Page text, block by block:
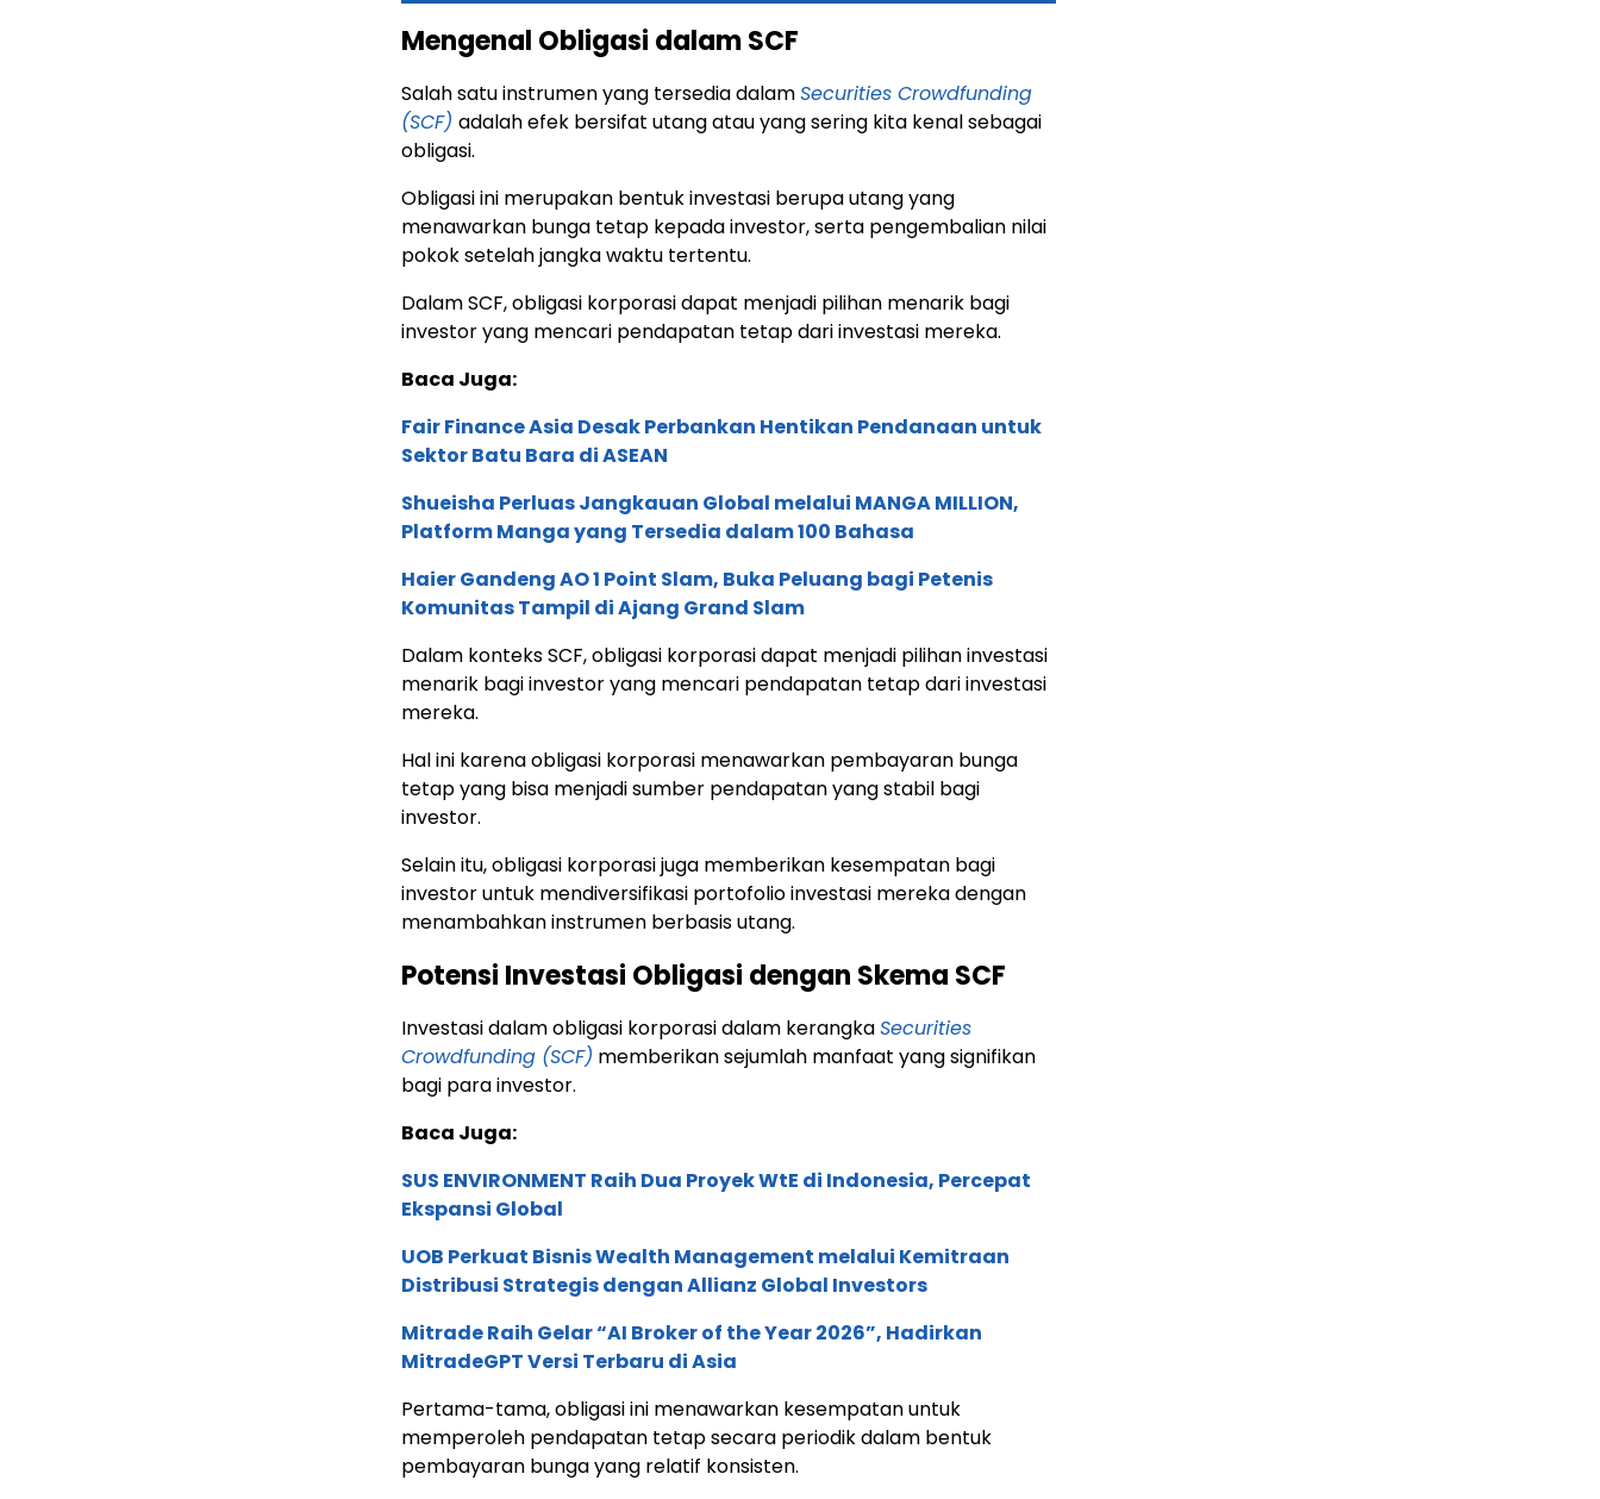
Mengenal Obligasi dalam SCF
Salah satu instrumen yang tersedia dalamSecurities Crowdfunding
(SCF) adalah efek bersifat utang atau yang sering kita kenal sebagai
obligasi.
Obligasi ini merupakan bentuk investasi berupa utang yang
menawarkan bunga tetap kepada investor, serta pengembalian nilai
pokok setelah jangka waktu tertentu.
Dalam SCF, obligasi korporasi dapat menjadi pilihan menarik bagi
investor yang mencari pendapatan tetap dari investasi mereka.
Baca Juga:
Fair Finance Asia Desak Perbankan Hentikan Pendanaan untuk
Sektor Batu Bara di ASEAN
Shueisha Perluas Jangkauan Global melalui MANGA MILLION,
Platform Manga yang Tersedia dalam 100 Bahasa
Haier Gandeng AO 1 Point Slam, Buka Peluang bagi Petenis
Komunitas Tampil di Ajang Grand Slam
Dalam konteks SCF, obligasi korporasi dapat menjadi pilihan investasi
menarik bagi investor yang mencari pendapatan tetap dari investasi
mereka.
Hal ini karena obligasi korporasi menawarkan pembayaran bunga
tetap yang bisa menjadi sumber pendapatan yang stabil bagi
investor.
Selain itu, obligasi korporasi juga memberikan kesempatan bagi
investor untuk mendiversifikasi portofolio investasi mereka dengan
menambahkan instrumen berbasis utang.
Potensi Investasi Obligasi dengan Skema SCF
Investasi dalam obligasi korporasi dalam kerangkaSecurities
Crowdfunding (SCF) memberikan sejumlah manfaat yang signifikan
bagi para investor.
Baca Juga:
SUS ENVIRONMENT Raih Dua Proyek WtE di Indonesia, Percepat
Ekspansi Global
UOB Perkuat Bisnis Wealth Management melalui Kemitraan
Distribusi Strategis dengan Allianz Global Investors
Mitrade Raih Gelar “AI Broker of the Year 2026”, Hadirkan
MitradeGPT Versi Terbaru di Asia
Pertama-tama, obligasi ini menawarkan kesempatan untuk
memperoleh pendapatan tetap secara periodik dalam bentuk
pembayaran bunga yang relatif konsisten.